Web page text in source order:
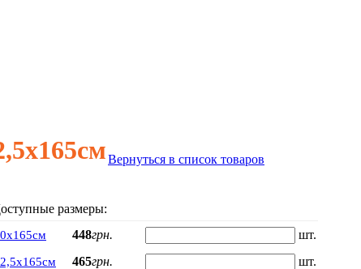
Вернуться в список товаров
размеры:
448грн. шт.
465грн. шт.